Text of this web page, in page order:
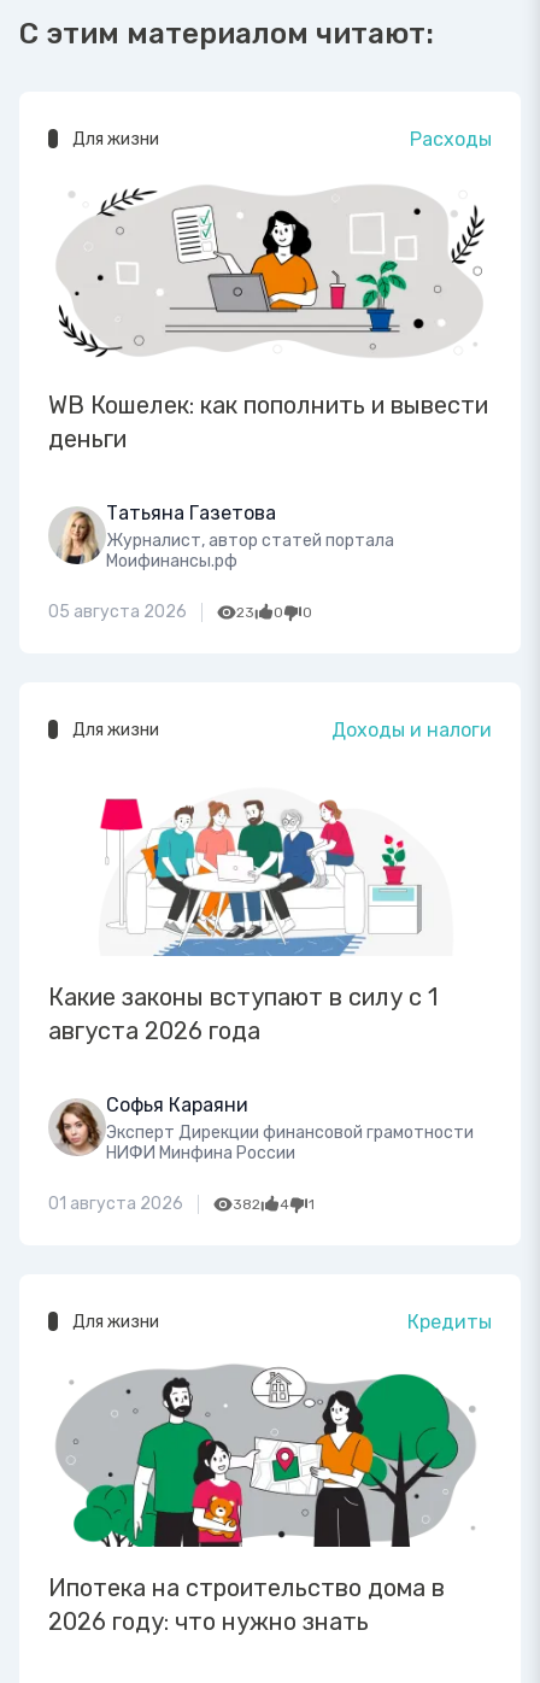
С этим материалом читают:
Для жизни Расходы
WB Кошелек: как пополнить и вывести
деньги
Татьяна Газетова
Журналист, автор статей портала
Моифинансы.рф
05 августа 2026 23 0 0
Для жизни Доходы и налоги
Какие законы вступают в силу с 1
августа 2026 года
Софья Караяни
Эксперт Дирекции финансовой грамотности
НИФИ Минфина России
01 августа 2026 382 4 1
Для жизни Кредиты
Ипотека на строительство дома в
2026 году: что нужно знать